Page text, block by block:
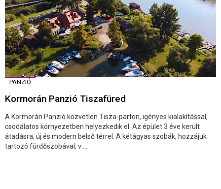
PANZIÓ
Kormorán Panzió Tiszafüred
A Kormorán Panzió közvetlen Tisza-parton, igényes kialakítással,
csodálatos környezetben helyezkedik el. Az épület 3 éve került
átadásra, új és modern belső térrel. A kétágyas szobák, hozzájuk
tartozó fürdőszobával, v ...